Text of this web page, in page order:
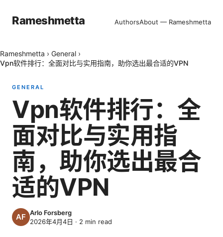
Rameshmetta AuthorsAbout — Rameshmetta
Rameshmetta › General ›
Vpn软件排行：全面对比与实用指南，助你选出最合适的VPN
GENERAL
Vpn软件排行：全
面对比与实用指
南，助你选出最合
适的VPN
Arlo Forsberg
2026年4月4日 · 2 min read